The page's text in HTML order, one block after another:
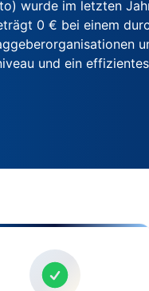
wurde im letzten
0 € bei einem
und ein